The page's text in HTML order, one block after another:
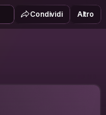
Condividi Altro